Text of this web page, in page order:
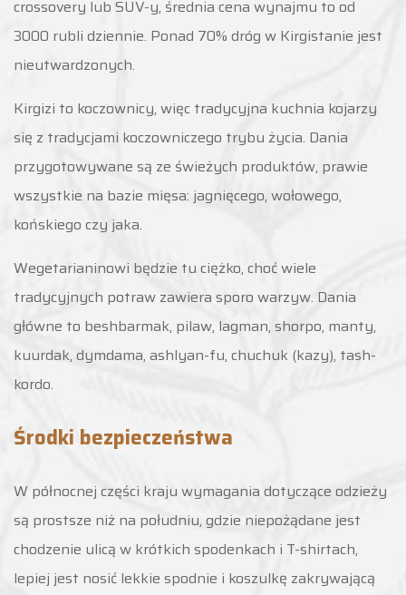
crossovery lub SUV-y, średnia cena wynajmu to od
3000 rubli dziennie. Ponad 70% dróg w Kirgistanie jest
nieutwardzonych.
Kirgizi to koczownicy, więc tradycyjna kuchnia kojarzy
się z tradycjami koczowniczego trybu życia. Dania
przygotowywane są ze świeżych produktów, prawie
wszystkie na bazie mięsa: jagnięcego, wołowego,
końskiego czy jaka.
Wegetarianinowi będzie tu ciężko, choć wiele
tradycyjnych potraw zawiera sporo warzyw. Dania
główne to beshbarmak, pilaw, lagman, shorpo, manty,
kuurdak, dymdama, ashlyan-fu, chuchuk (kazy), tash-
kordo.
Środki bezpieczeństwa
W północnej części kraju wymagania dotyczące odzieży
są prostsze niż na południu, gdzie niepożądane jest
chodzenie ulicą w krótkich spodenkach i T-shirtach,
lepiej jest nosić lekkie spodnie i koszulkę zakrywającą